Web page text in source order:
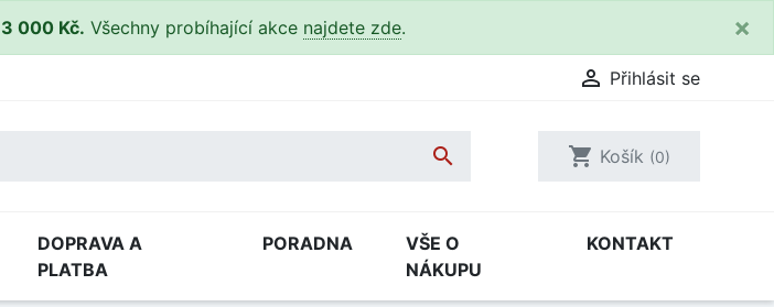
000 Kč. Všechny probíhající akce najdete zde. ×
 Přihlásit se
 shopping_cart Košík (0)
DOPRAVA A
PLATBA
PORADNA
VŠE O
NÁKUPU
KONTAKT